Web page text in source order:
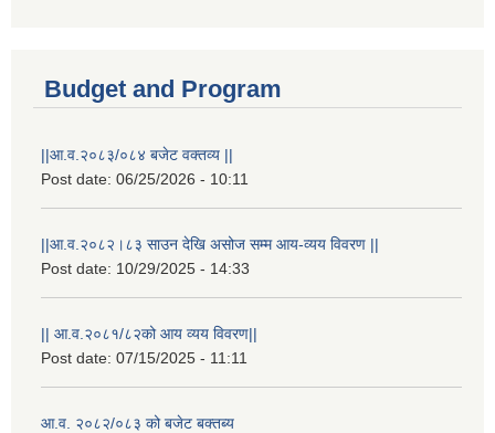
Budget and Program
||आ.व.२०८३/०८४ बजेट वक्तव्य ||
Post date: 06/25/2026 - 10:11
||आ.व.२०८२।८३ साउन देखि असोज सम्म आय-व्यय विवरण ||
Post date: 10/29/2025 - 14:33
|| आ.व.२०८१/८२को आय व्यय विवरण||
Post date: 07/15/2025 - 11:11
आ.व. २०८२/०८३ को बजेट बक्तब्य